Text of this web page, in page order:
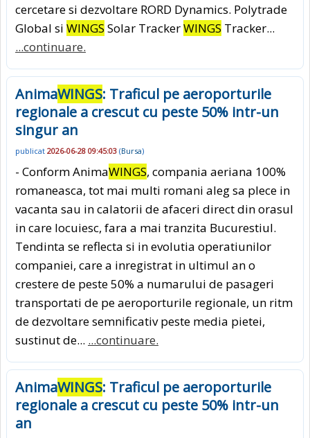
cercetare si dezvoltare RORD Dynamics. Polytrade
Global si WINGS Solar TrackerWINGS Tracker...
...continuare.
AnimaWINGS: Traficul pe aeroporturile
regionale a crescut cu peste 50% intr-un
singur an
publicat 2026-06-28 09:45:03 (Bursa)
- Conform AnimaWINGS, compania aeriana 100%
romaneasca, tot mai multi romani aleg sa plece in
vacanta sau in calatorii de afaceri direct din orasul
in care locuiesc, fara a mai tranzita Bucurestiul.
Tendinta se reflecta si in evolutia operatiunilor
companiei, care a inregistrat in ultimul an o
crestere de peste 50% a numarului de pasageri
transportati de pe aeroporturile regionale, un ritm
de dezvoltare semnificativ peste media pietei,
sustinut de... ...continuare.
AnimaWINGS: Traficul pe aeroporturile
regionale a crescut cu peste 50% intr-un
an